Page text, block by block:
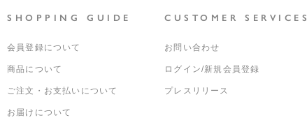
SHOPPING GUIDE
会員登録について
商品について
ご注文・お支払いについて
お届けについて
CUSTOMER SERVICES
お問い合わせ
ログイン/新規会員登録
プレスリリース